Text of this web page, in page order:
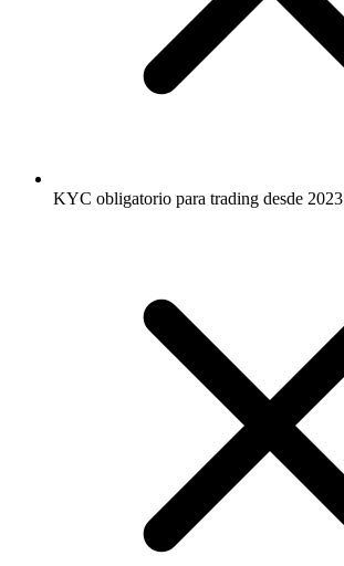
KYC obligatorio para trading desde 2023